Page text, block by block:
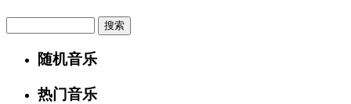
随机音乐
热门音乐